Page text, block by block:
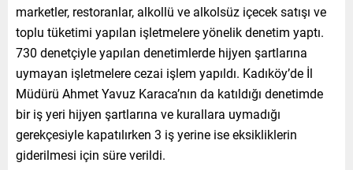
marketler, restoranlar, alkollü ve alkolsüz içecek satışı ve
toplu tüketimi yapılan işletmelere yönelik denetim yaptı.
730 denetçiyle yapılan denetimlerde hijyen şartlarına
uymayan işletmelere cezai işlem yapıldı. Kadıköy’de İl
Müdürü Ahmet Yavuz Karaca’nın da katıldığı denetimde
bir iş yeri hijyen şartlarına ve kurallara uymadığı
gerekçesiyle kapatılırken 3 iş yerine ise eksikliklerin
giderilmesi için süre verildi.